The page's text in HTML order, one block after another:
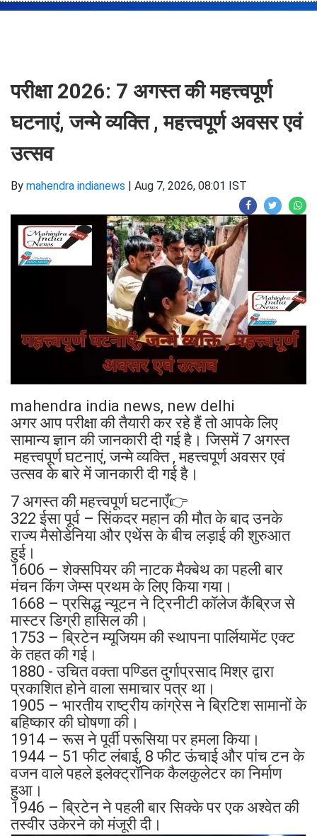
परीक्षा 2026: 7 अगस्त की महत्त्वपूर्ण
घटनाएं, जन्मे व्यक्ति , महत्त्वपूर्ण अवसर एवं
उत्सव
By mahendra indianews | Aug 7, 2026, 08:01 IST
mahendra india news, new delhi
अगर आप परीक्षा की तैयारी कर रहे हैं तो आपके लिए
सामान्य ज्ञान की जानकारी दी गई है। जिसमें 7 अगस्त
महत्त्वपूर्ण घटनाएं, जन्मे व्यक्ति , महत्त्वपूर्ण अवसर एवं
उत्सव के बारे में जानकारी दी गई है।
7 अगस्त की महत्त्वपूर्ण घटनाएँ👉
322 ईसा पूर्व – सिंकदर महान की मौत के बाद उनके
राज्य मैसोडेनिया और एथेंस के बीच लड़ाई की शुरुआत
हुई।
1606 – शेक्सपियर की नाटक मैक्बेथ का पहली बार
मंचन किंग जेम्स प्रथम के लिए किया गया।
1668 – प्रसिद्ध न्यूटन ने ट्रिनीटी कॉलेज कैंब्रिज से
मास्टर डिग्री हासिल की।
1753 – ब्रिटेन म्यूजियम की स्थापना पार्लियामेंट एक्ट
के तहत की गई।
1880 - उचित वक्ता पण्डित दुर्गाप्रसाद मिश्र द्वारा
प्रकाशित होने वाला समाचार पत्र था।
1905 – भारतीय राष्ट्रीय कांग्रेस ने ब्रिटिश सामानों के
बहिष्कार की घोषणा की।
1914 – रूस ने पूर्वी परूसिया पर हमला किया।
1944 – 51 फीट लंबाई, 8 फीट ऊंचाई और पांच टन के
वजन वाले पहले इलेक्ट्रॉनिक कैलकुलेटर का निर्माण
हुआ।
1946 – ब्रिटेन ने पहली बार सिक्के पर एक अश्वेत की
तस्वीर उकेरने को मंजूरी दी।